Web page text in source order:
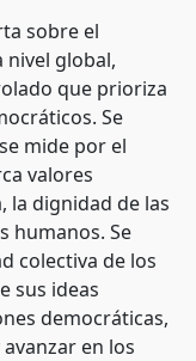
sobre el
nivel global,
que prioriza
Se
mide por el
valores
la dignidad de las
humanos. Se
colectiva de los
sus ideas
democráticas,
en los